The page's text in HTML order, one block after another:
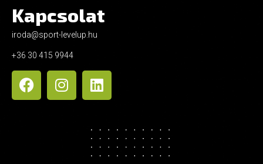
Kapcsolat
iroda@sport-levelup.hu
+36 30 415 9944